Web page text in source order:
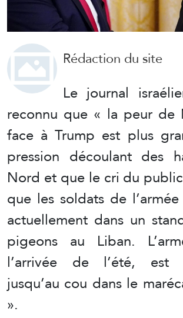
Rédaction du site
Le journal
reconnu que « la peur de
face à Trump est plus
pression découlant des
Nord et que le cri du
que les soldats de
actuellement dans un
pigeons au Liban.
l’arrivée de l’été, est
jusqu’au cou dans le
».